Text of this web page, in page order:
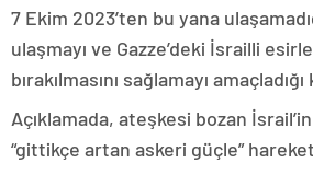
7 Ekim 2023’ten bu yana
ulaşmayı ve Gazze’deki İsrailli
bırakılmasını sağlamayı
Açıklamada, ateşkesi bozan İsrail’in
“gittikçe artan askeri güçle”